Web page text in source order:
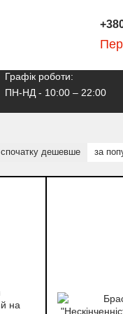
Графік роботи:
ПН-НД - 10:00 – 22:00
спочатку дешевше за